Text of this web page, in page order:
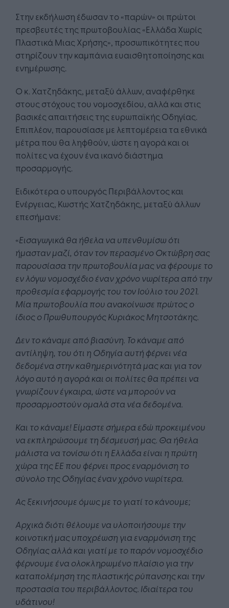
Στην εκδήλωση έδωσαν το «παρών» οι πρώτοι
πρεσβευτές της πρωτοβουλίας «Ελλάδα Χωρίς
Πλαστικά Μιας Χρήσης», προσωπικότητες που
στηρίζουν την καμπάνια ευαισθητοποίησης και
ενημέρωσης.
Ο κ. Χατζηδάκης, μεταξύ άλλων, αναφέρθηκε
στους στόχους του νομοσχεδίου, αλλά και στις
βασικές απαιτήσεις της ευρωπαϊκής Οδηγίας.
Επιπλέον, παρουσίασε με λεπτομέρεια τα εθνικά
μέτρα που θα ληφθούν, ώστε η αγορά και οι
πολίτες να έχουν ένα ικανό διάστημα
προσαρμογής.
Ειδικότερα ο υπουργός Περιβάλλοντος και
Ενέργειας, Κωστής Χατζηδάκης, μεταξύ άλλων
επεσήμανε:
«Εισαγωγικά θα ήθελα να υπενθυμίσω ότι
ήμασταν μαζί, όταν τον περασμένο Οκτώβρη σας
παρουσίασα την πρωτοβουλία μας να φέρουμε το
εν λόγω νομοσχέδιο έναν χρόνο νωρίτερα από την
προθεσμία εφαρμογής του τον Ιούλιο του 2021.
Μία πρωτοβουλία που ανακοίνωσε πρώτος ο
ίδιος ο Πρωθυπουργός Κυριάκος Μητσοτάκης.
Δεν το κάναμε από βιασύνη. Το κάναμε από
αντίληψη, του ότι η Οδηγία αυτή φέρνει νέα
δεδομένα στην καθημερινότητά μας και για τον
λόγο αυτό η αγορά και οι πολίτες θα πρέπει να
γνωρίζουν έγκαιρα, ώστε να μπορούν να
προσαρμοστούν ομαλά στα νέα δεδομένα.
Και το κάναμε! Είμαστε σήμερα εδώ προκειμένου
να εκπληρώσουμε τη δέσμευσή μας. Θα ήθελα
μάλιστα να τονίσω ότι η Ελλάδα είναι η πρώτη
χώρα της ΕΕ που φέρνει προς εναρμόνιση το
σύνολο της Οδηγίας έναν χρόνο νωρίτερα.
Ας ξεκινήσουμε όμως με το γιατί το κάνουμε;
Αρχικά διότι θέλουμε να υλοποιήσουμε την
κοινοτική μας υποχρέωση για εναρμόνιση της
Οδηγίας αλλά και γιατί με το παρόν νομοσχέδιο
φέρνουμε ένα ολοκληρωμένο πλαίσιο για την
καταπολέμηση της πλαστικής ρύπανσης και την
προστασία του περιβάλλοντος. Ιδιαίτερα του
υδάτινου!